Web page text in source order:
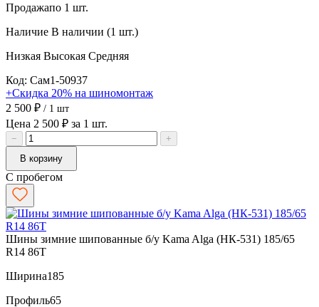
Продажапо 1 шт.
Наличие В наличии (1 шт.)
Низкая Высокая Средняя
Код: Сам1-50937
+Скидка 20% на шиномонтаж
2 500 ₽ / 1 шт
Цена 2 500 ₽ за 1 шт.
−
+
В корзину
С пробегом
Шины зимние шипованные б/у Kama Alga (НК-531) 185/65
R14 86T
Ширина185
Профиль65